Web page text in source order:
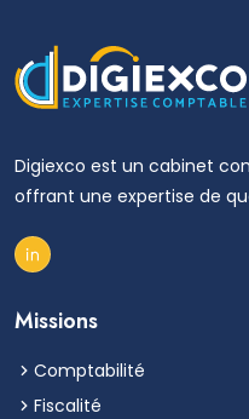
Digiexco est un cabinet
offrant une expertise de
Missions
Comptabilité
Fiscalité